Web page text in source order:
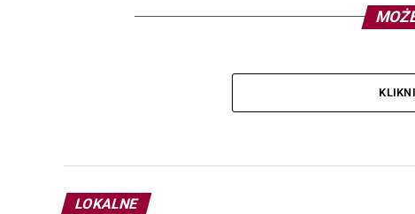
LOKALNE